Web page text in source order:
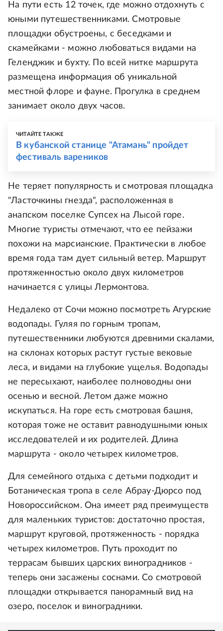
На пути есть 12 точек, где можно отдохнуть с
юными путешественниками. Смотровые
площадки обустроены, с беседками и
скамейками - можно любоваться видами на
Геленджик и бухту. По всей нитке маршрута
размещена информация об уникальной
местной флоре и фауне. Прогулка в среднем
занимает около двух часов.
ЧИТАЙТЕ ТАКЖЕ
В кубанской станице "Атамань" пройдет
фестиваль вареников
Не теряет популярность и смотровая площадка
"Ласточкины гнезда", расположенная в
анапском поселке Супсех на Лысой горе.
Многие туристы отмечают, что ее пейзажи
похожи на марсианские. Практически в любое
время года там дует сильный ветер. Маршрут
протяженностью около двух километров
начинается с улицы Лермонтова.
Недалеко от Сочи можно посмотреть Агурские
водопады. Гуляя по горным тропам,
путешественники любуются древними скалами,
на склонах которых растут густые вековые
леса, и видами на глубокие ущелья. Водопады
не пересыхают, наиболее полноводны они
осенью и весной. Летом даже можно
искупаться. На горе есть смотровая башня,
которая тоже не оставит равнодушными юных
исследователей и их родителей. Длина
маршрута - около четырех километров.
Для семейного отдыха с детьми подходит и
Ботаническая тропа в селе Абрау-Дюрсо под
Новороссийском. Она имеет ряд преимуществ
для маленьких туристов: достаточно простая,
маршрут круговой, протяженность - порядка
четырех километров. Путь проходит по
террасам бывших царских виноградников -
теперь они засажены соснами. Со смотровой
площадки открывается панорамный вид на
озеро, поселок и виноградники.